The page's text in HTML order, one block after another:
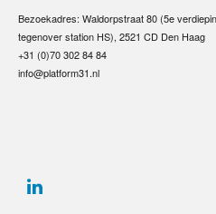
Bezoekadres: Waldorpstraat 80 (5e
tegenover station HS), 2521 CD Den Haag
+31 (0)70 302 84 84
info@platform31.nl